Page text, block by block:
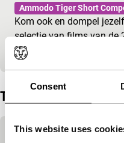
Consent
This website uses
Ammodo Tiger Short
Kom ook en dompel
selectie van films van de
Competition.
Trailer
Ingesloten inhoud